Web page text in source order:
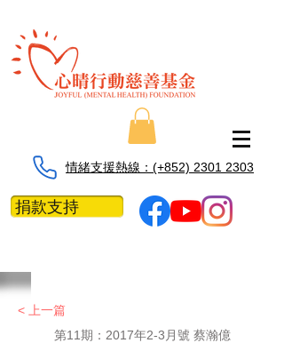
情緒支援熱線：​​(+852) 2301 2303
捐款支持
< 上一篇
第11期： 2017年2-3月號 蔡瀚億